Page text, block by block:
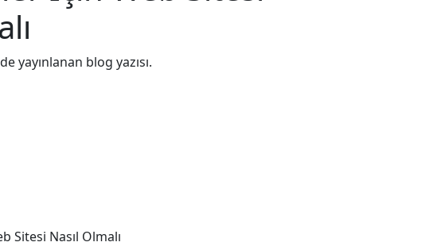
yayınlanan blog yazısı.
Sitesi Nasıl Olmalı